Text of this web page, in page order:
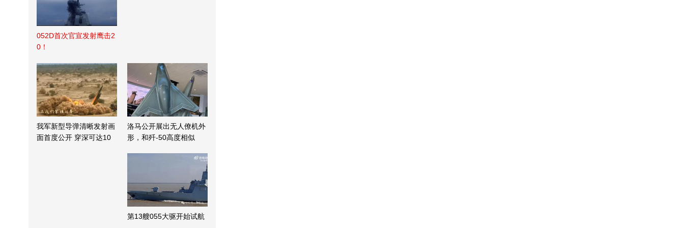
052D首次官宣发射鹰击2
0！
我军新型导弹清晰发射画
面首度公开 穿深可达10
洛马公开展出无人僚机外
形，和歼-50高度相似
第13艘055大驱开始试航